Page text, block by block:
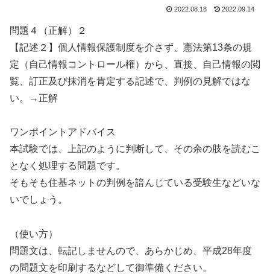
2022.08.18 2022.09.14
問題４（正解）２
【記述２】個人情報保護制度を介さず、憲法第13条の規
定（自己情報コントロール権）から、直接、自己情報の閲
覧、訂正及び抹消を肯定する記述で、判例の見解ではな
い。→正解
ワンポイントアドバイス
本試験では、上記のように判断して、その余の肢を読むこ
となく処理する問題です。
そもそも住基ネットの判例を諳んじている受験生などいな
いでしょう。
（使い方）
問題文は、転記しませんので、あらかじめ、平成28年度
の問題文を印刷するなどして御準備ください。